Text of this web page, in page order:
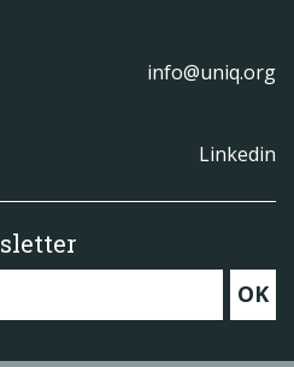
info@uniq.org
Linkedin
OK